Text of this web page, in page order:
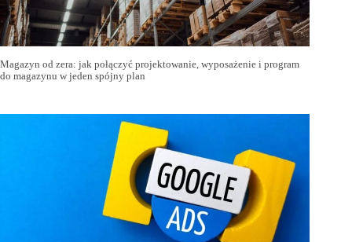
Magazyn od zera: jak połączyć projektowanie, wyposażenie i program
do magazynu w jeden spójny plan